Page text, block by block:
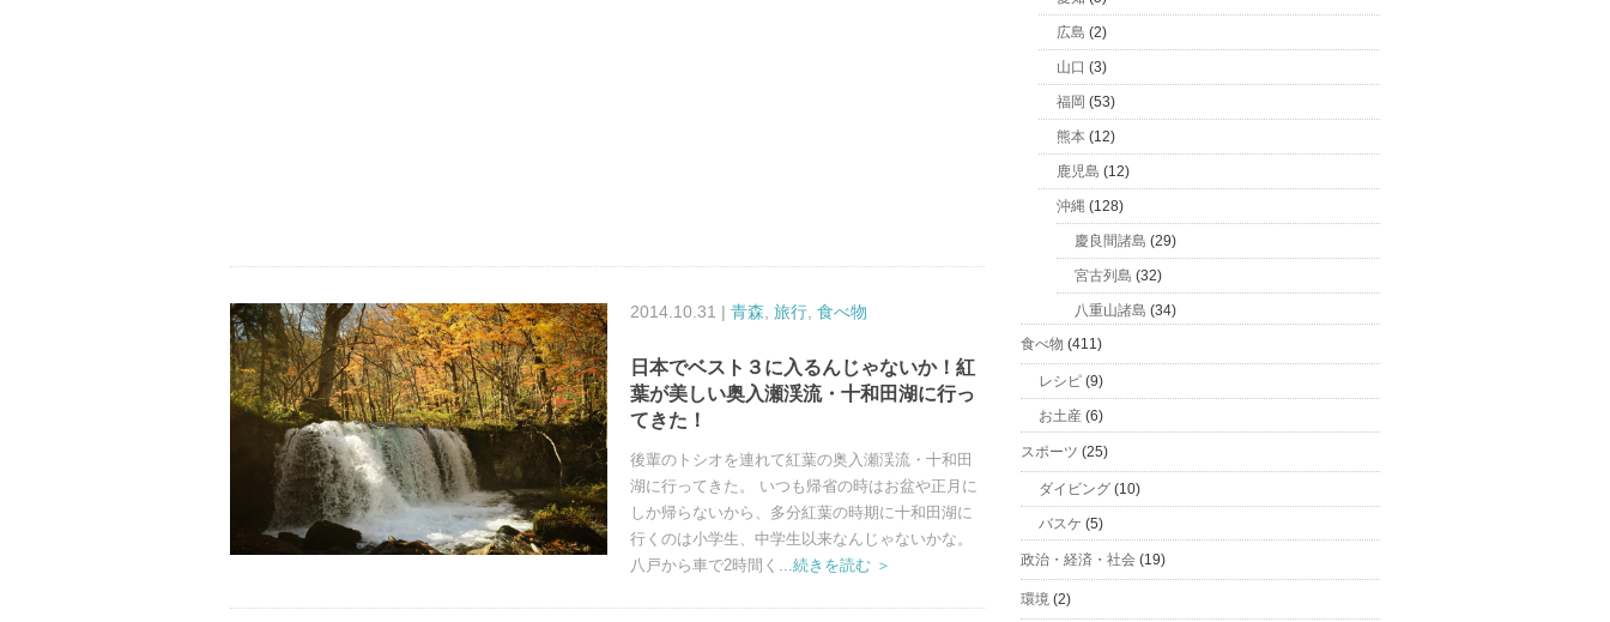
2014.10.31 | 青森 旅行, 食べ物
日本でベスト３に入るんじゃないか！紅
葉が美しい奥入瀬渓流・十和田湖に行っ
てきた！
後輩のトシオを連れて紅葉の奥入瀬渓流・十和田
湖に行ってきた。 いつも帰省の時はお盆や正月に
しか帰らないから、多分紅葉の時期に十和田湖に
行くのは小学生、中学生以来なんじゃないかな。
八戸から車で2時間く ...続きを読む ＞
広島 (2)
山口 (3)
福岡 (53)
熊本 (12)
鹿児島 (12)
沖縄 (128)
慶良間諸島 (29)
宮古列島 (32)
八重山諸島 (34)
食べ物 (411)
レシピ (9)
お土産 (6)
スポーツ (25)
ダイビング (10)
バスケ (5)
政治・経済・社会 (19)
環境 (2)